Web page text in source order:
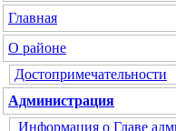
Главная
О районе
Достопримечательности
Администрация
Информация о Главе